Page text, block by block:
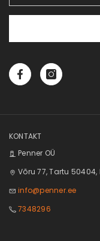
KONTAKT
Penner OÜ
Võru 77, Tartu 50404,
info@penner.ee
7348296